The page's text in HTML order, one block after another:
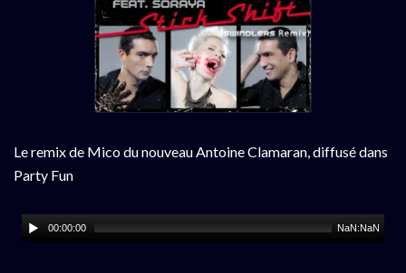
Le remix de Mico du nouveau Antoine Clamaran, diffusé dans
Party Fun
00:00:00 NaN:NaN